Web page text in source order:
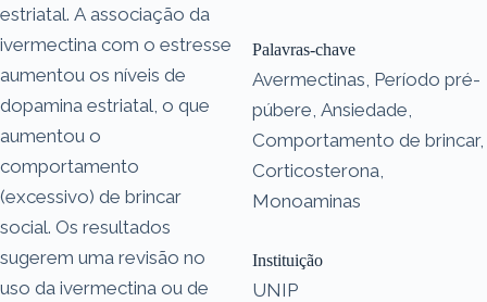
estriatal. A associação da
ivermectina com o estresse
aumentou os níveis de
dopamina estriatal, o que
aumentou o
comportamento
(excessivo) de brincar
social. Os resultados
sugerem uma revisão no
uso da ivermectina ou de
Palavras-chave
Avermectinas, Período pré-
púbere, Ansiedade,
Comportamento de brincar,
Corticosterona,
Monoaminas
Instituição
UNIP